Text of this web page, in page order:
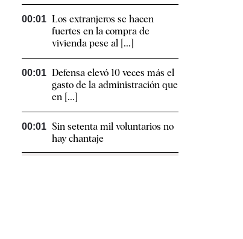
00:01 Los extranjeros se hacen
fuertes en la compra de
vivienda pese al [...]
00:01 Defensa elevó 10 veces más el
gasto de la administración que
en [...]
00:01 Sin setenta mil voluntarios no
hay chantaje